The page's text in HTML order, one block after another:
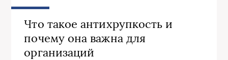
Что такое антихрупкость и
почему она важна для
организаций